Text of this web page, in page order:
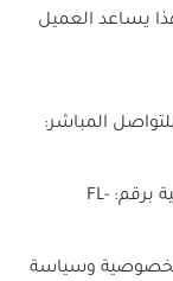
يساعد العميل
المباشر:
اعتمد المتجر على وثيقة العمل الحر الرسمية برقم: FL-
وسياسة